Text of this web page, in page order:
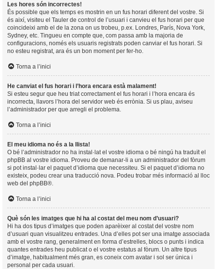
Les hores són incorrectes!
És possible que els temps es mostrin en un fus horari diferent del vostre. Si
és així, visiteu el Tauler de control de l’usuari i canvieu el fus horari per que
coincideixi amb el de la zona on us trobeu, p.ex. Londres, París, Nova York,
Sydney, etc. Tingueu en compte que, com passa amb la majoria de
configuracions, només els usuaris registrats poden canviar el fus horari. Si
no esteu registrat, ara és un bon moment per fer-ho.
Torna a l’inici
He canviat el fus horari i l’hora encara està malament!
Si esteu segur que heu triat correctament el fus horari i l’hora encara és
incorrecta, llavors l’hora del servidor web és errònia. Si us plau, aviseu
l’administrador per que arregli el problema.
Torna a l’inici
El meu idioma no és a la llista!
O bé l’administrador no ha instal·lat el vostre idioma o bé ningú ha traduït el
phpBB al vostre idioma. Proveu de demanar-li a un administrador del fòrum
si pot instal·lar el paquet d’idioma que necessiteu. Si el paquet d’idioma no
existeix, podeu crear una traducció nova. Podeu trobar més informació al lloc
web del phpBB®.
Torna a l’inici
Què són les imatges que hi ha al costat del meu nom d’usuari?
Hi ha dos tipus d’imatges que poden aparèixer al costat del vostre nom
d’usuari quan visualitzeu entrades. Una d’elles pot ser una imatge associada
amb el vostre rang, generalment en forma d’estrelles, blocs o punts i indica
quantes entrades heu publicat o el vostre estatus al fòrum. Un altre tipus
d’imatge, habitualment més gran, es coneix com avatar i sol ser única i
personal per cada usuari.